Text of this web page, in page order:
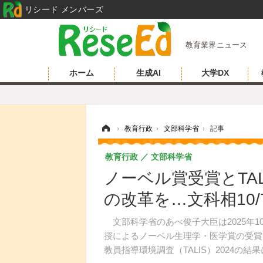
教育業界ニュース
ホーム 生成AI 大学DX
› 教育行政 › 文部科学省 › 記事
ノーベル賞受賞と
の改革を…文科相10/
文部科学省のあべ俊子大臣は2025年
授によるノーベル生理学・医学賞の受
教員指導環境調査（TALIS）2024の結
教育行政 文部科学省
リシード メンバーズ